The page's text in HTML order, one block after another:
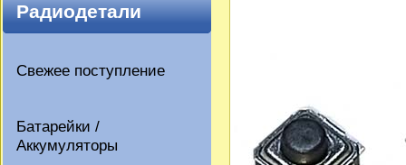
Радиодетали
Свежее поступление
Батарейки /
Аккумуляторы